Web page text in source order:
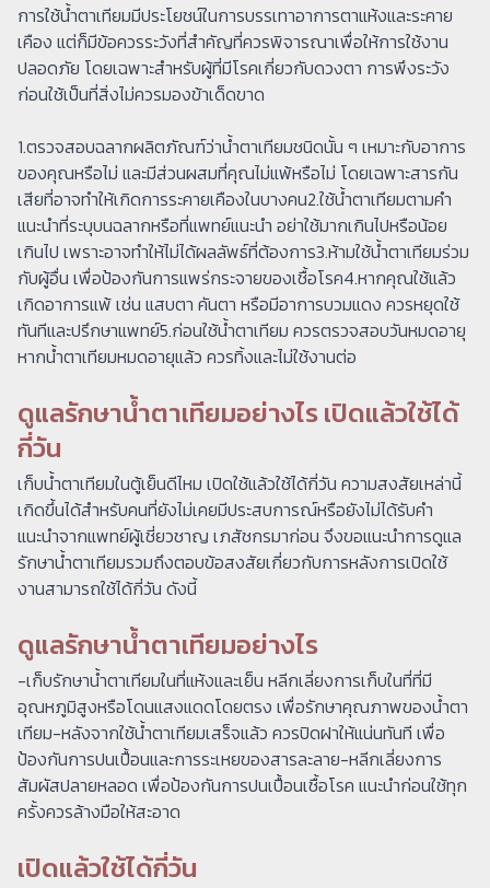
​การใช้น้ำตาเทียมมีประโยชน์ในการบรรเทาอาการตาแห้งและระคาย
เคือง แต่ก็มีข้อควรระวังที่สำคัญที่ควรพิจารณาเพื่อให้การใช้งาน
ปลอดภัย โดยเฉพาะสำหรับผู้ที่มีโรคเกี่ยวกับดวงตา การพึงระวัง
ก่อนใช้เป็นที่สิ่งไม่ควรมองข้าเด็ดขาด
1.ตรวจสอบฉลากผลิตภัณฑ์ว่าน้ำตาเทียมชนิดนั้น ๆ เหมาะกับอาการ
ของคุณหรือไม่ และมีส่วนผสมที่คุณไม่แพ้หรือไม่ โดยเฉพาะสารกัน
เสียที่อาจทำให้เกิดการระคายเคืองในบางคน2.ใช้น้ำตาเทียมตามคำ
แนะนำที่ระบุบนฉลากหรือที่แพทย์แนะนำ อย่าใช้มากเกินไปหรือน้อย
เกินไป เพราะอาจทำให้ไม่ได้ผลลัพธ์ที่ต้องการ3.ห้ามใช้น้ำตาเทียมร่วม
กับผู้อื่น เพื่อป้องกันการแพร่กระจายของเชื้อโรค4.หากคุณใช้แล้ว
เกิดอาการแพ้ เช่น แสบตา คันตา หรือมีอาการบวมแดง ควรหยุดใช้
ทันทีและปรึกษาแพทย์5.ก่อนใช้น้ำตาเทียม ควรตรวจสอบวันหมดอายุ
หากน้ำตาเทียมหมดอายุแล้ว ควรทิ้งและไม่ใช้งานต่อ
ดูแลรักษาน้ำตาเทียมอย่างไร เปิดแล้วใช้ได้
กี่วัน
​เก็บน้ำตาเทียมในตู้เย็นดีไหม เปิดใช้แล้วใช้ได้กี่วัน ความสงสัยเหล่านี้
เกิดขึ้นได้สำหรับคนที่ยังไม่เคยมีประสบการณ์หรือยังไม่ได้รับคำ
แนะนำจากแพทย์ผู้เชี่ยวชาญ เภสัชกรมาก่อน จึงขอแนะนำการดูแล
รักษาน้ำตาเทียมรวมถึงตอบข้อสงสัยเกี่ยวกับการหลังการเปิดใช้
งานสามารถใช้ได้กี่วัน ดังนี้
ดูแลรักษาน้ำตาเทียมอย่างไร
-เก็บรักษาน้ำตาเทียมในที่แห้งและเย็น หลีกเลี่ยงการเก็บในที่ที่มี
อุณหภูมิสูงหรือโดนแสงแดดโดยตรง เพื่อรักษาคุณภาพของน้ำตา
เทียม-หลังจากใช้น้ำตาเทียมเสร็จแล้ว ควรปิดฝาให้แน่นทันที เพื่อ
ป้องกันการปนเปื้อนและการระเหยของสารละลาย-หลีกเลี่ยงการ
สัมผัสปลายหลอด เพื่อป้องกันการปนเปื้อนเชื้อโรค แนะนำก่อนใช้ทุก
ครั้งควรล้างมือให้สะอาด
เปิดแล้วใช้ได้กี่วัน